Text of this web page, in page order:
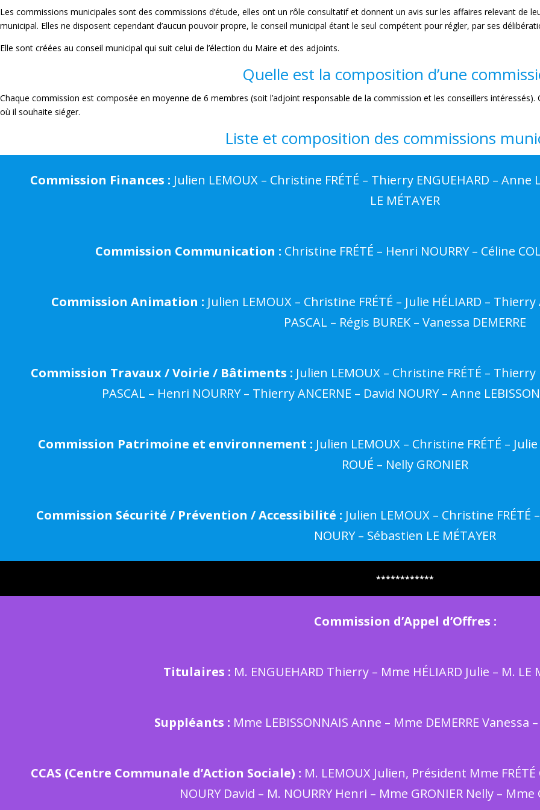
Les commissions municipales sont des commissions d’étude, elles ont un rôle consultatif et donnent un avis sur les affaires relevant de
municipal. Elles ne disposent cependant d’aucun pouvoir propre, le conseil municipal étant le seul compétent pour régler, par ses
Elle sont créées au conseil municipal qui suit celui de l’élection du Maire et des adjoints.
Quelle est la composition d’une
Chaque commission est composée en moyenne de 6 membres (soit l’adjoint responsable de la commission et les conseillers
où il souhaite siéger.
Liste et composition des commissions
Commission Finances : Julien LEMOUX – Christine FRÉTÉ – Thierry ENGUEHARD – Anne
LE MÉTAYER
Commission Communication : Christine FRÉTÉ – Henri NOURRY – Céline
Commission Animation : Julien LEMOUX – Christine FRÉTÉ – Julie HÉLIARD –
PASCAL – Régis BUREK – Vanessa DEMERRE
Commission Travaux / Voirie / Bâtiments : Julien LEMOUX – Christine FRÉTÉ – Thierry
PASCAL – Henri NOURRY – Thierry ANCERNE – David NOURY – Anne
Commission Patrimoine et environnement : Julien LEMOUX – Christine FRÉTÉ –
ROUÉ – Nelly GRONIER
Commission Sécurité / Prévention / Accessibilité : Julien LEMOUX – Christine FRÉTÉ
NOURY – Sébastien LE MÉTAYER
************
Commission d’Appel d’Offres :
Titulaires : M. ENGUEHARD Thierry – Mme HÉLIARD Julie – M. LE
Suppléants : Mme LEBISSONNAIS Anne – Mme DEMERRE Vanessa
CCAS (Centre Communale d’Action Sociale) : M. LEMOUX Julien, Président Mme
NOURY David – M. NOURRY Henri – Mme GRONIER Nelly – Mme